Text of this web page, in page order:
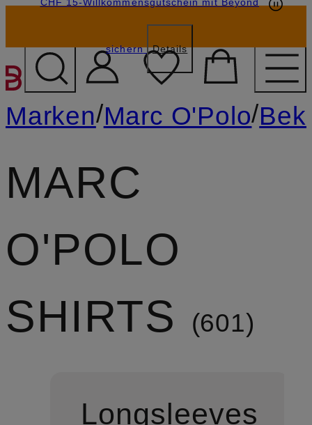
ZUM HAUPTINHALT
sichern Details
Marken/Marc O'Polo/
MARC
O'POLO
SHIRTS
601
Longsleeves